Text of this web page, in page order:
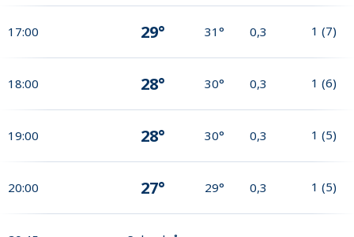
17:00 29° 31° 0,3 1 (7)
18:00 28° 30° 0,3 1 (6)
19:00 28° 30° 0,3 1 (5)
20:00 27° 29° 0,3 1 (5)